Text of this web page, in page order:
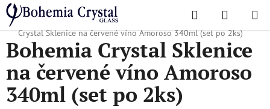
Přejít
na
obsah
Hledat
KOŠÍK
Domů
/ Oblíbené kolekce / Vánoční nabídka Vánoční zboží /
Bohemia
Crystal Sklenice na červené víno Amoroso 340ml (set po 2ks)
Bohemia Crystal Sklenice
na červené víno Amoroso
340ml (set po 2ks)